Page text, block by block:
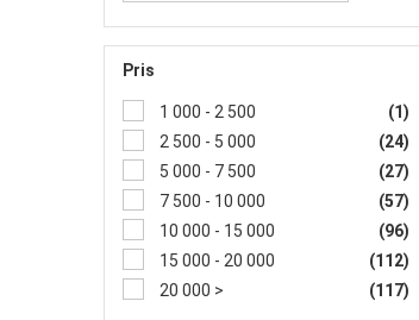
Pris
1 000 - 2 500
(1)
2 500 - 5 000
(24)
5 000 - 7 500
(27)
7 500 - 10 000
(57)
10 000 - 15 000
(96)
15 000 - 20 000
(112)
20 000 >
(117)